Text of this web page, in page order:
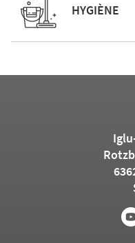
HYGIÈNE